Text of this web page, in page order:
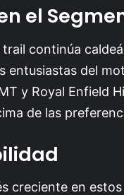
el
continúa
entusiastas del
y Royal Enfield
de las
creciente en